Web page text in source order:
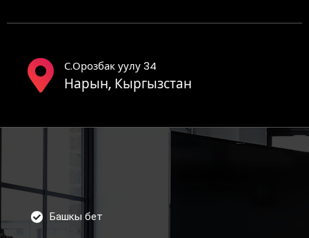
С.Орозбак уулу 34
Нарын, Кыргызстан
Башкы бет